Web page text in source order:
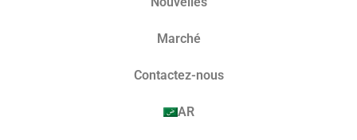
Marché​
Contactez-nous
AR